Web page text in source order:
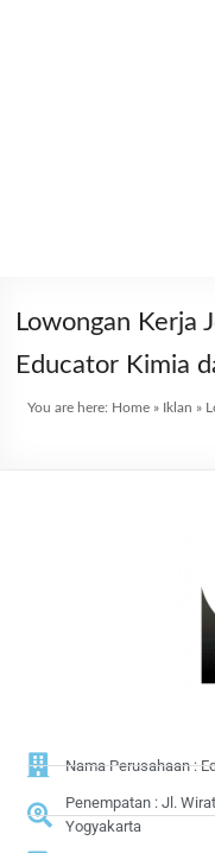
Lowongan Kerja
Educator Kimia
You are here: Home» Iklan »
Nama Perusahaan :
Penempatan : Jl.
Yogyakarta